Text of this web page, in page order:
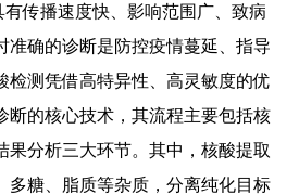
传播速度快、影响范围广、致病
准确的诊断是防控疫情蔓延、指导
检测凭借高特异性、高灵敏度的优
断的核心技术，其流程主要包括核
果分析三大环节。其中，核酸提取
多糖、脂质等杂质，分离纯化目标